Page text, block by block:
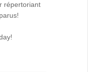
répertoriant